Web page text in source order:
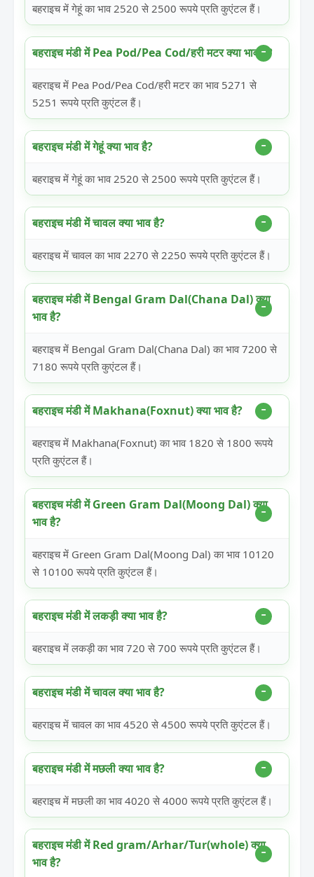
बहराइच में गेहूं का भाव 2520 से 2500 रूपये प्रति कुएंटल हैं।
बहराइच मंडी में Pea Pod/Pea Cod/हरी मटर क्या भाव है?
बहराइच में Pea Pod/Pea Cod/हरी मटर का भाव 5271 से
5251 रूपये प्रति कुएंटल हैं।
बहराइच मंडी में गेहूं क्या भाव है?
बहराइच में गेहूं का भाव 2520 से 2500 रूपये प्रति कुएंटल हैं।
बहराइच मंडी में चावल क्या भाव है?
बहराइच में चावल का भाव 2270 से 2250 रूपये प्रति कुएंटल हैं।
बहराइच मंडी में Bengal Gram Dal(Chana Dal) क्या
भाव है?
बहराइच में Bengal Gram Dal(Chana Dal) का भाव 7200 से
7180 रूपये प्रति कुएंटल हैं।
बहराइच मंडी में Makhana(Foxnut) क्या भाव है?
बहराइच में Makhana(Foxnut) का भाव 1820 से 1800 रूपये
प्रति कुएंटल हैं।
बहराइच मंडी में Green Gram Dal(Moong Dal) क्या
भाव है?
बहराइच में Green Gram Dal(Moong Dal) का भाव 10120
से 10100 रूपये प्रति कुएंटल हैं।
बहराइच मंडी में लकड़ी क्या भाव है?
बहराइच में लकड़ी का भाव 720 से 700 रूपये प्रति कुएंटल हैं।
बहराइच मंडी में चावल क्या भाव है?
बहराइच में चावल का भाव 4520 से 4500 रूपये प्रति कुएंटल हैं।
बहराइच मंडी में मछली क्या भाव है?
बहराइच में मछली का भाव 4020 से 4000 रूपये प्रति कुएंटल हैं।
बहराइच मंडी में Red gram/Arhar/Tur(whole) क्या
भाव है?